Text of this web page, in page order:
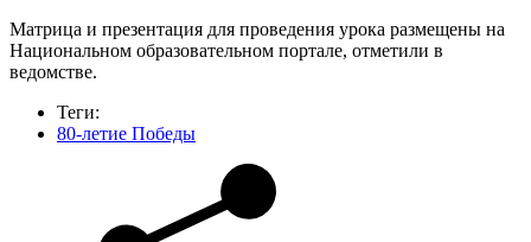
Матрица и презентация для проведения урока размещены на
Национальном образовательном портале, отметили в
ведомстве.
Теги:
80-летие Победы